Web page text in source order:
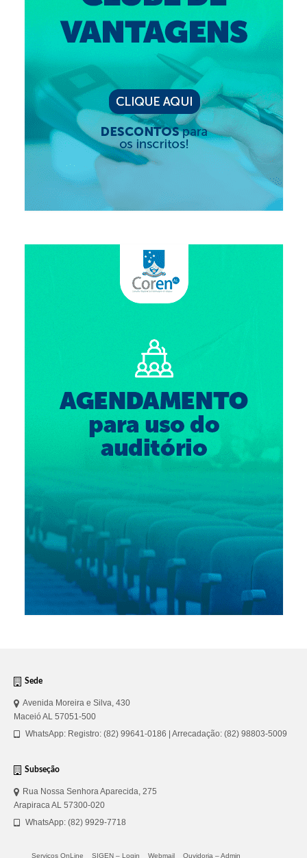
Sede
Avenida Moreira e Silva, 430
Maceió AL 57051-500
WhatsApp: Registro: (82) 99641-0186 | Arrecadação: (82) 98803-5009
Subseção
Rua Nossa Senhora Aparecida, 275
Arapiraca AL 57300-020
WhatsApp: (82) 9929-7718
Serviços OnLine SIGEN – Login Webmail Ouvidoria – Admin